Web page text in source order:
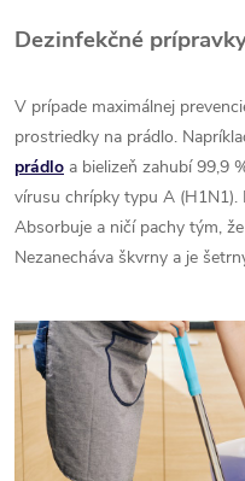
Dezinfekčné
V prípade maximálnej
prostriedky na prádlo.
prádlo a bielizeň zahubí 99,9
vírusu chrípky typu A (H1N1).
Absorbuje a ničí pachy tým,
Nezanecháva škvrny a je